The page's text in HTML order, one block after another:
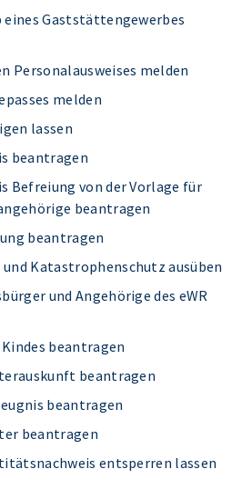
Gaststättengewerbes
Personalausweises melden
melden
lassen
beantragen
Befreiung von der Vorlage für
beantragen
beantragen
Katastrophenschutz ausüben
und Angehörige des eWR
beantragen
beantragen
beantragen
beantragen
entsperren lassen